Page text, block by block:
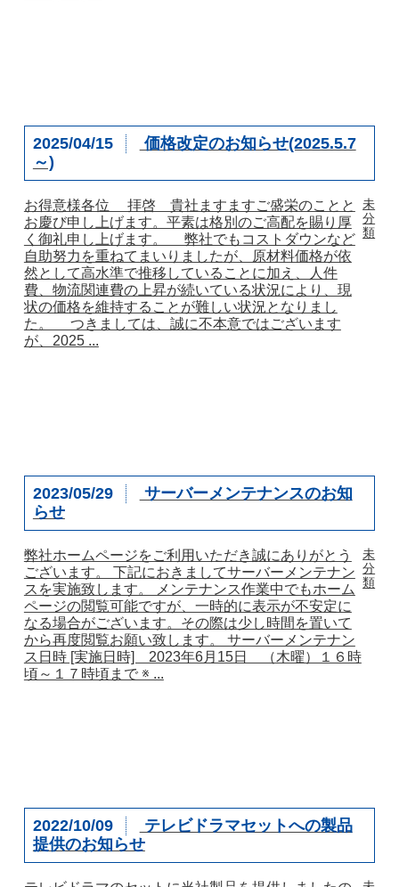
2025/04/15
価格改定のお知らせ(2025.5.7
～)
お得意様各位 拝啓 貴社ますますご盛栄のことと
お慶び申し上げます。平素は格別のご高配を賜り厚
く御礼申し上げます。 弊社でもコストダウンなど
自助努力を重ねてまいりましたが、原材料価格が依
然として高水準で推移していることに加え、人件
費、物流関連費の上昇が続いている状況により、現
状の価格を維持することが難しい状況となりまし
た。 つきましては、誠に不本意ではございます
が、2025 ...
未
分
類
2023/05/29
サーバーメンテナンスのお知
らせ
弊社ホームページをご利用いただき誠にありがとう
ございます。 下記におきましてサーバーメンテナン
スを実施致します。 メンテナンス作業中でもホーム
ページの閲覧可能ですが、一時的に表示が不安定に
なる場合がございます。その際は少し時間を置いて
から再度閲覧お願い致します。 サーバーメンテナン
ス日時 [実施日時] 2023年6月15日 （木曜）１６時
頃～１７時頃まで ※ ...
未
分
類
2022/10/09
テレビドラマセットへの製品
提供のお知らせ